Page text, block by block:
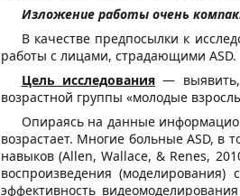
Изложение работы очень
В качестве предпосылки к
работы с лицами, страдающими ASD.
Цель исследования— выявить,
возрастной группы «молодые
Опираясь на данные
возрастает. Многие больные ASD, в
навыков (Allen, Wallace, & Renes,
воспроизведения
эффективность